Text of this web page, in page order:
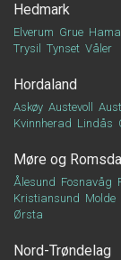
Hedmark
Elverum Grue
Trysil
Tynset Våler
Hordaland
Askøy Austevoll
Kvinnherad Lindås
Møre og
Ålesund Fosnavåg
Kristiansund Molde
Ørsta
Nord-Trøndelag